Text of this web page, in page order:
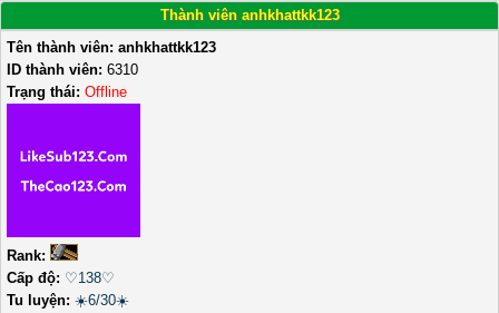
Thành viên anhkhattkk123
Tên thành viên: anhkhattkk123
ID thành viên: 6310
Trạng thái: Offline
Rank:
Cấp độ: ♡138♡
Tu luyện: ☀️6/30☀️